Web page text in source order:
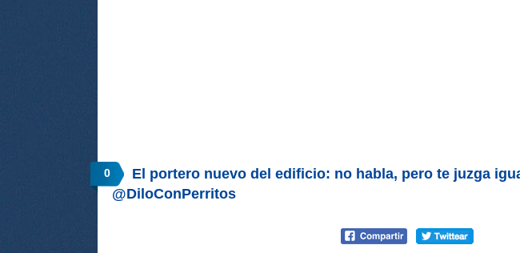
0
El portero nuevo del edificio: no habla, pero te juzga
@DiloConPerritos